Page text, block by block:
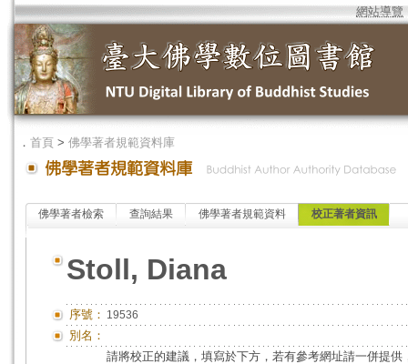
網站導覽
． 首頁 > 佛學著者規範資料庫
佛學著者檢索 查詢結果 佛學著者規範資料 校正著者資訊
Stoll, Diana
序號： 19536
別名：
請將校正的建議，填寫於下方，若有參考網址請一併提供